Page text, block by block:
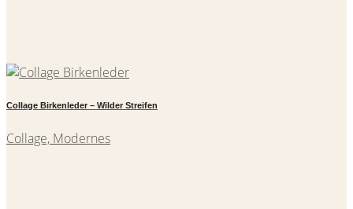
Collage Birkenleder – Wilder Streifen
Collage, Modernes